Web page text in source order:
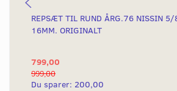
REPSÆT TIL RUND ÅRG.76 NISSIN
16MM. ORIGINALT
799,00
999,00
Du sparer: 200,00